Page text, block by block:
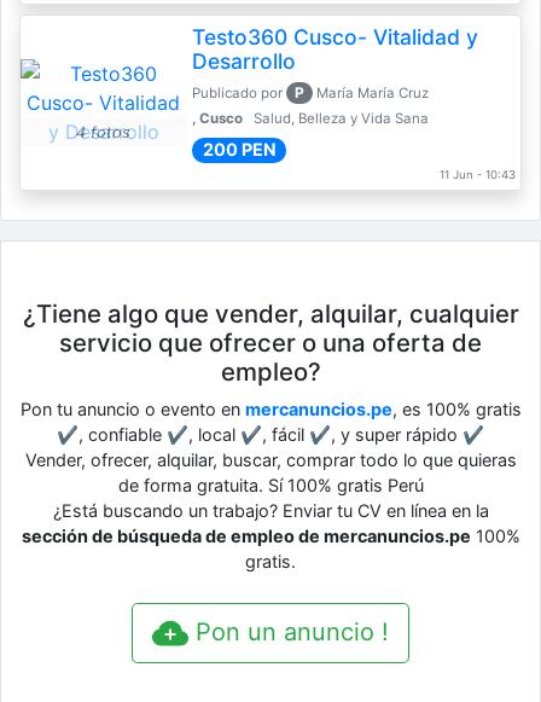
4 fotos
Testo360 Cusco- Vitalidad y
Desarrollo
Publicado por P
María María Cruz
, Cusco
Salud, Belleza y Vida Sana
200 PEN
11 Jun - 10:43
¿Tiene algo que vender, alquilar, cualquier
servicio que ofrecer o una oferta de
empleo?
Pon tu anuncio o evento en mercanuncios.pe, es 100% gratis
✔, confiable ✔, local ✔, fácil ✔, y super rápido ✔
Vender, ofrecer, alquilar, buscar, comprar todo lo que quieras
de forma gratuita. Sí 100% gratis Perú
¿Está buscando un trabajo? Enviar tu CV en línea en la
sección de búsqueda de empleo de mercanuncios.pe 100%
gratis.
Pon un anuncio !